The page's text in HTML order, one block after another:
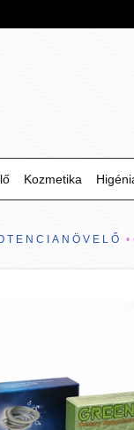
Kozmetika